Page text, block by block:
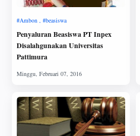
Penyaluran Beasiswa PT Inpex
Disalahgunakan Universitas
Pattimura